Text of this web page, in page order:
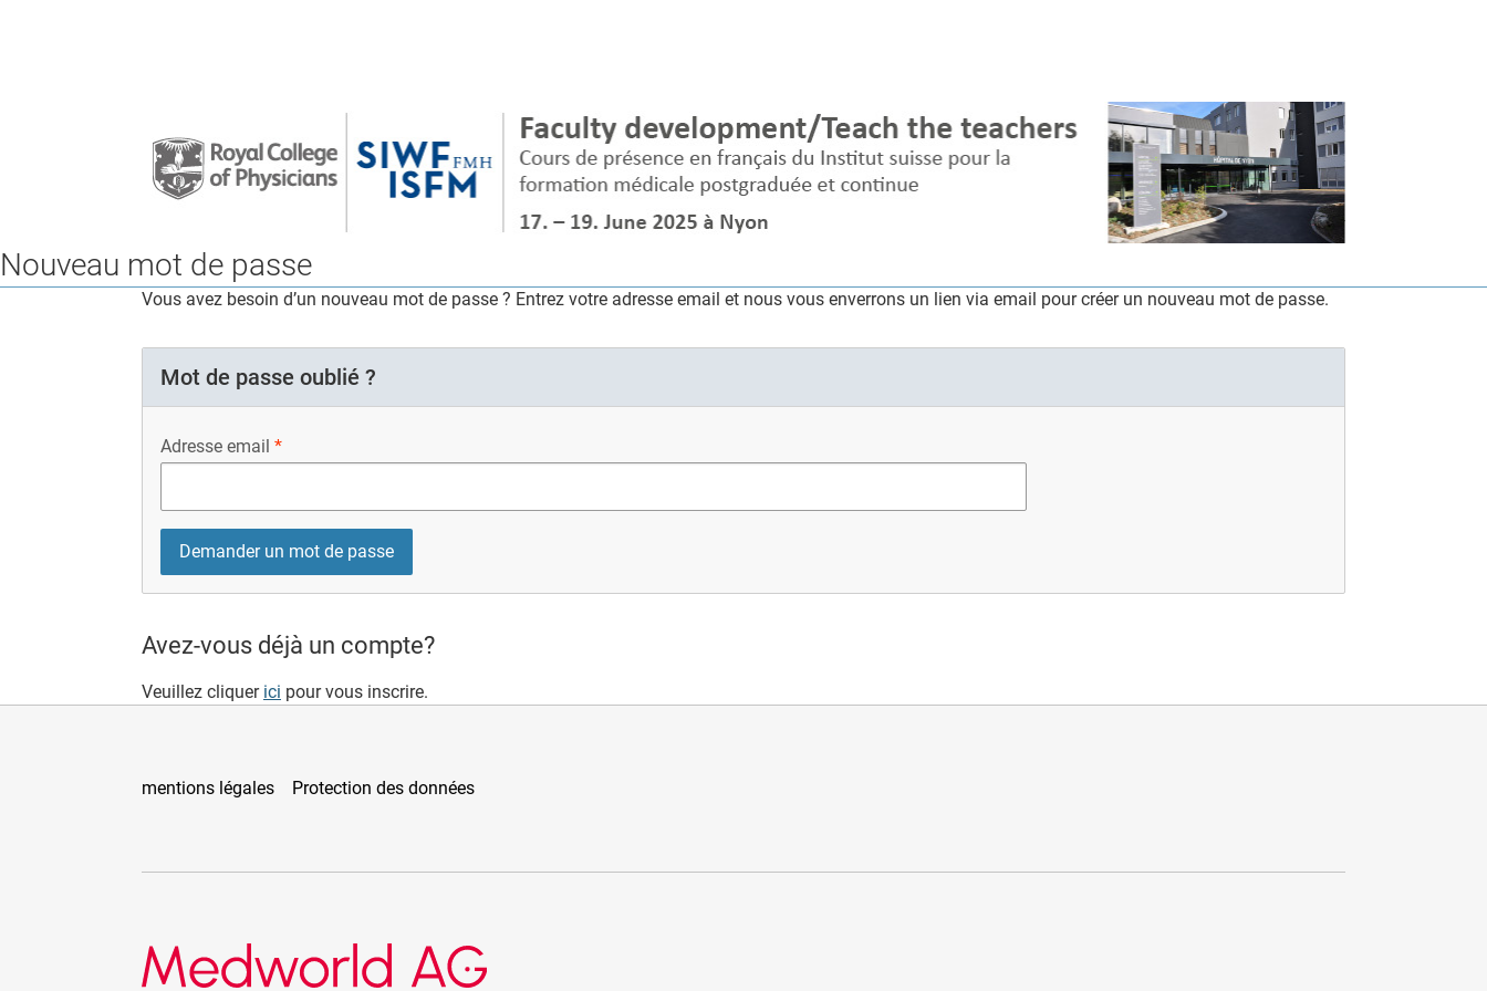
Nouveau mot de passe
Vous avez besoin d’un nouveau mot de passe ? Entrez votre adresse email et nous vous enverrons un lien via email pour créer un nouveau mot de passe.
Mot de passe oublié ?
Adresse email
Avez-vous déjà un compte?
Veuillez cliquer ici pour vous inscrire.
mentions légales Protection des données
Medworld AG